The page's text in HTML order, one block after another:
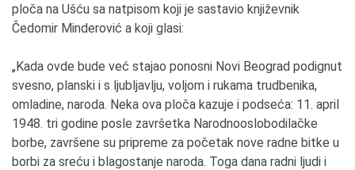
ploča na Ušću sa natpisom koji je sastavio književnik
Čedomir Minderović a koji glasi:
„Kada ovde bude već stajao ponosni Novi Beograd podignut
svesno, planski i s ljubljavlju, voljom i rukama trudbenika,
omladine, naroda. Neka ova ploča kazuje i podseća: 11. april
1948. tri godine posle završetka Narodnooslobodilačke
borbe, završene su pripreme za početak nove radne bitke u
borbi za sreću i blagostanje naroda. Toga dana radni ljudi i